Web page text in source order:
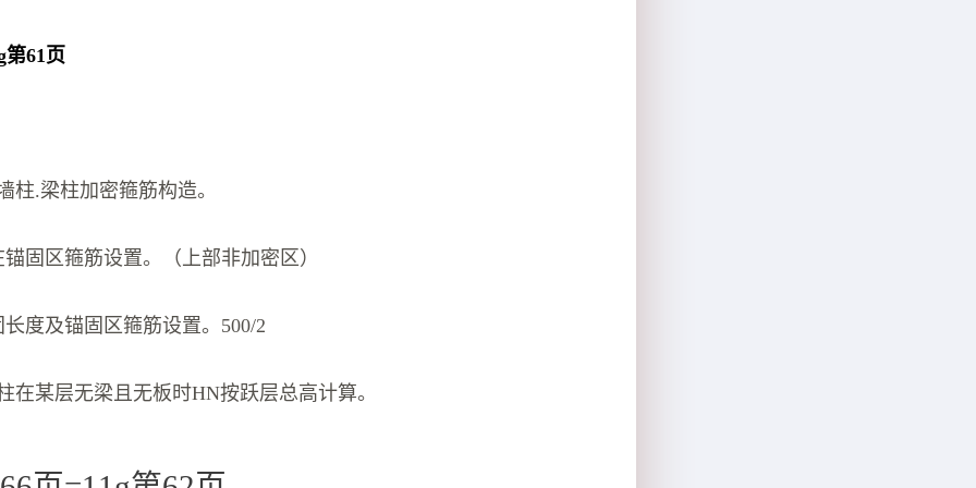
第61页
.梁柱加密箍筋构造。
固区箍筋设置。（上部非加密区）
度及锚固区箍筋设置。500/2
在某层无梁且无板时HN按跃层总高计算。